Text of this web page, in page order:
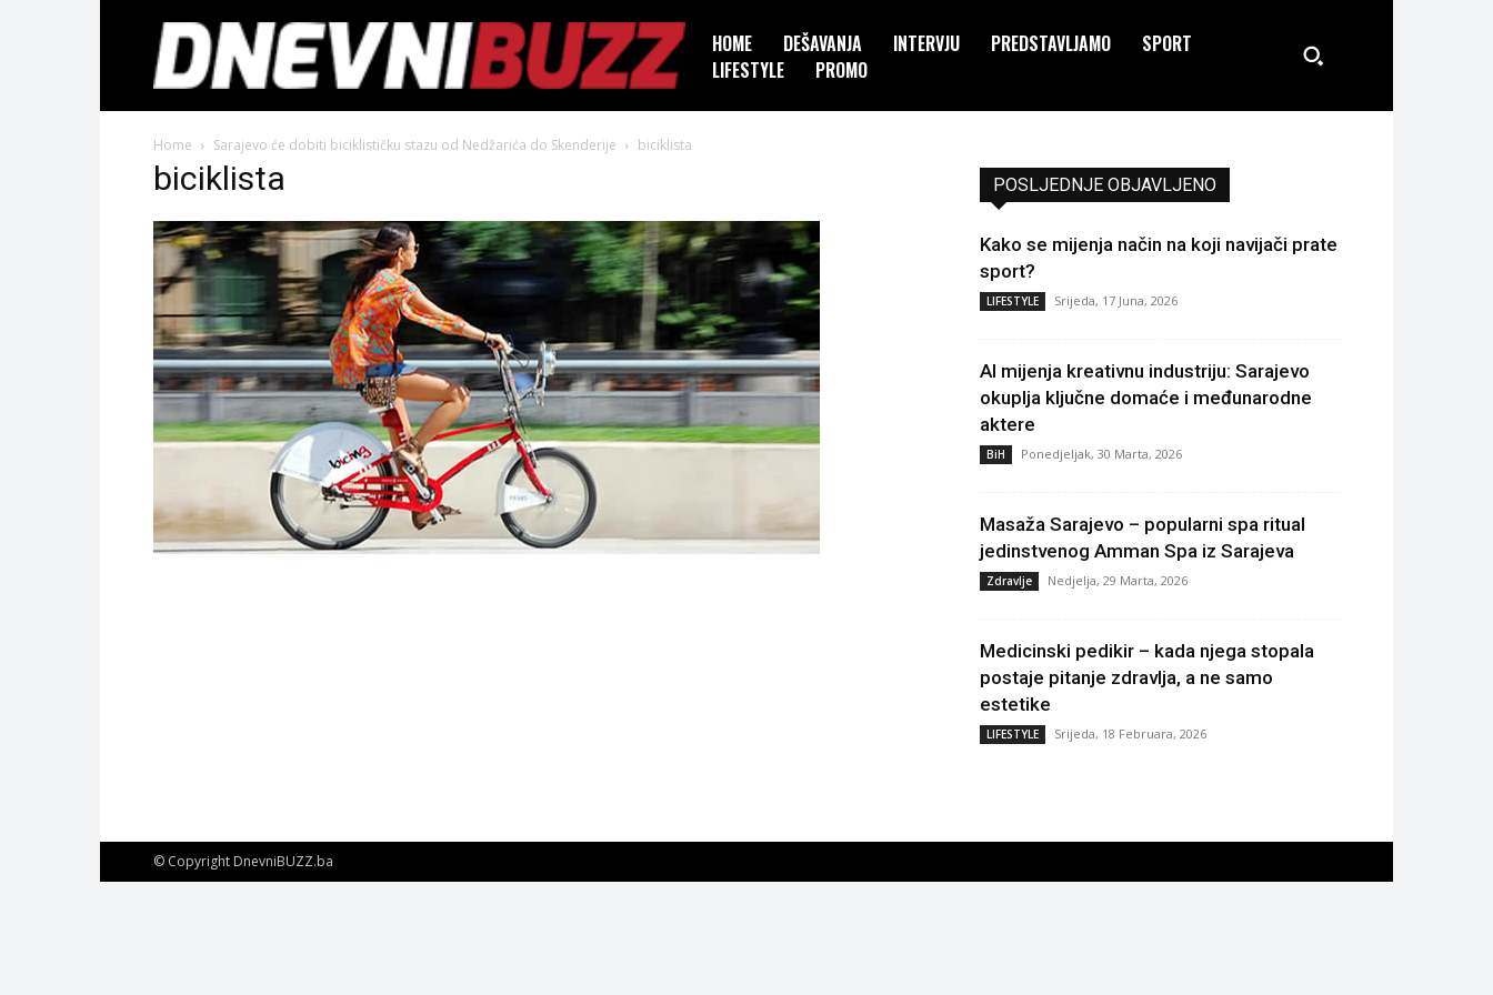
HOME DEŠAVANJA INTERVJU PREDSTAVLJAMO
SPORT
LIFESTYLE
PROMO
Home Sarajevo će dobiti biciklističku stazu od Nedžarića do Skenderije biciklista
biciklista POSLJEDNJE OBJAVLJENO
Kako se mijenja način na koji navijači prate
sport?
LIFESTYLE Srijeda, 17 Juna, 2026
AI mijenja kreativnu industriju: Sarajevo
okuplja ključne domaće i međunarodne
aktere
BiH Ponedjeljak, 30 Marta, 2026
Masaža Sarajevo – popularni spa ritual
jedinstvenog Amman Spa iz Sarajeva
Zdravlje Nedjelja, 29 Marta, 2026
Medicinski pedikir – kada njega stopala
postaje pitanje zdravlja, a ne samo
estetike
LIFESTYLE Srijeda, 18 Februara, 2026
© Copyright DnevniBUZZ.ba